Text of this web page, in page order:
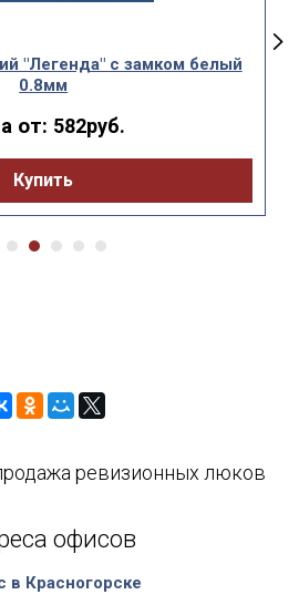
"Легенда" с замком белый
0.8мм
от: 582руб.
Купить
ревизионных люков
офисов
в Красногорске